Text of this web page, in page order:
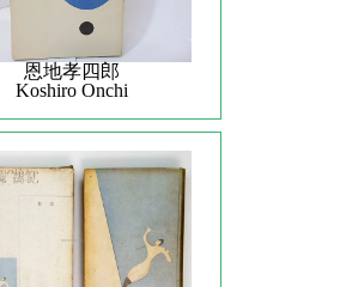
恩地孝四郎
Koshiro Onchi